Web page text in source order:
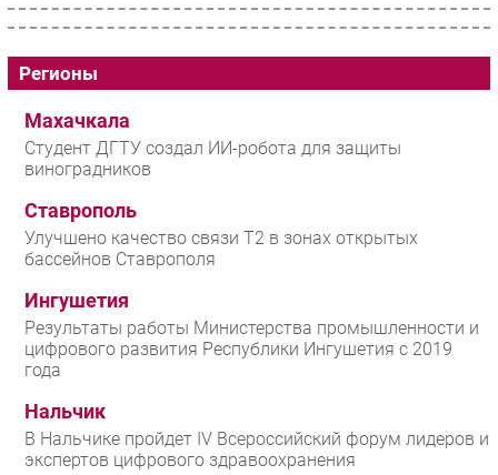
Регионы
Махачкала
Студент ДГТУ создал ИИ-робота для защиты
виноградников
Ставрополь
Улучшено качество связи T2 в зонах открытых
бассейнов Ставрополя
Ингушетия
Результаты работы Министерства промышленности и
цифрового развития Республики Ингушетия с 2019
года
Нальчик
В Нальчике пройдет IV Всероссийский форум лидеров и
экспертов цифрового здравоохранения